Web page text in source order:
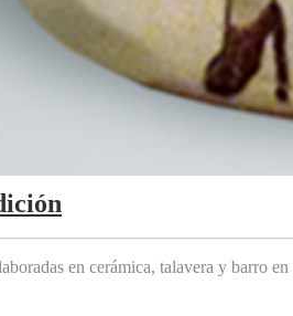
en cerámica, talavera y barro